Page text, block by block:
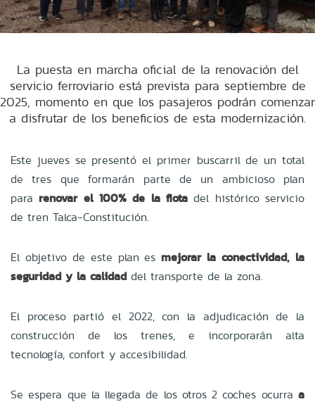
La puesta en marcha oficial de la renovación del
servicio ferroviario está prevista para septiembre de
2025, momento en que los pasajeros podrán comenzar
a disfrutar de los beneficios de esta modernización.
Este jueves se presentó el primer buscarril de un total
de tres que formarán parte de un ambicioso plan
para renovar el 100% de la flota del histórico servicio
de tren Talca-Constitución.
El objetivo de este plan es mejorar la conectividad, la
seguridad y la calidad del transporte de la zona.
El proceso partió el 2022, con la adjudicación de la
construcción de los trenes, e incorporarán alta
tecnología, confort y accesibilidad.
Se espera que la llegada de los otros 2 coches ocurra a